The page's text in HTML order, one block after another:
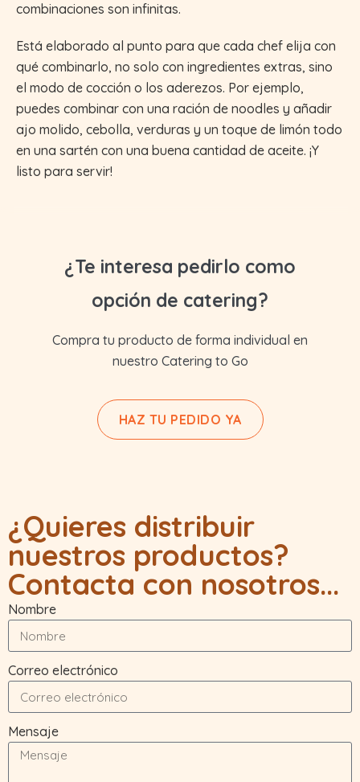
combinaciones son infinitas.
Está elaborado al punto para que cada chef elija con
qué combinarlo, no solo con ingredientes extras, sino
el modo de cocción o los aderezos. Por ejemplo,
puedes combinar con una ración de noodles y añadir
ajo molido, cebolla, verduras y un toque de limón todo
en una sartén con una buena cantidad de aceite. ¡Y
listo para servir!
¿Te interesa pedirlo como
opción de catering?
Compra tu producto de forma individual en
nuestro Catering to Go
HAZ TU PEDIDO YA
¿Quieres distribuir
nuestros productos?
Contacta con nosotros...
Nombre
Correo electrónico
Mensaje